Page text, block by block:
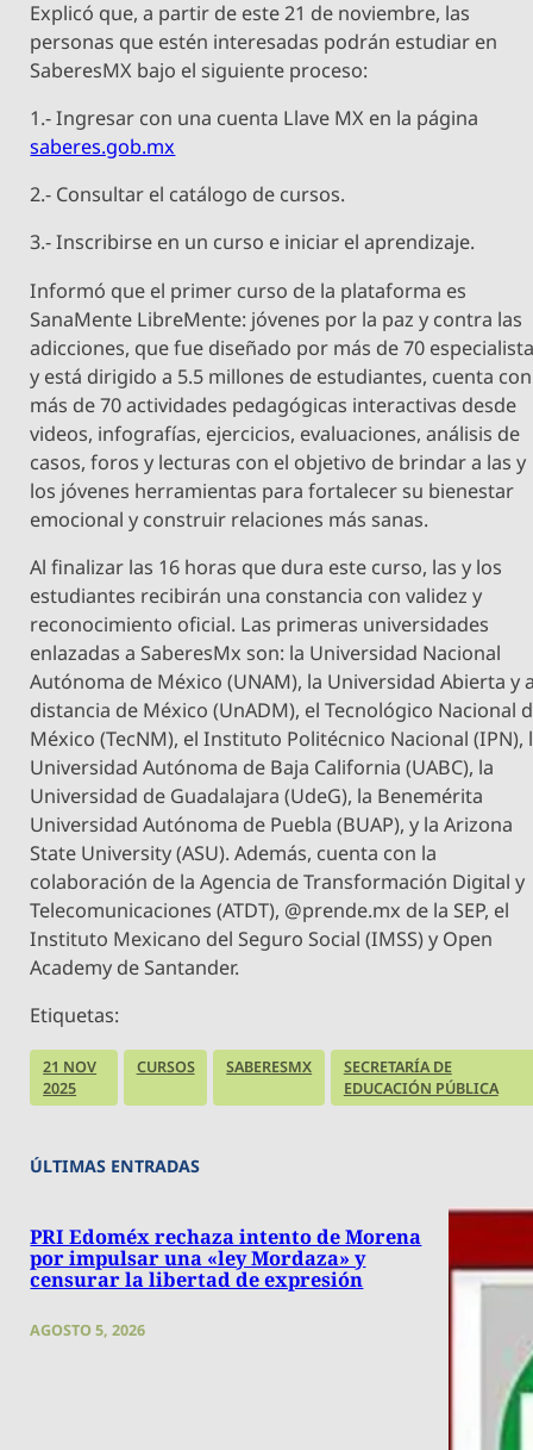
Explicó que, a partir de este 21 de noviembre, las
personas que estén interesadas podrán estudiar en
SaberesMX bajo el siguiente proceso:
1.- Ingresar con una cuenta Llave MX en la página
saberes.gob.mx
2.- Consultar el catálogo de cursos.
3.- Inscribirse en un curso e iniciar el aprendizaje.
Informó que el primer curso de la plataforma es
SanaMente LibreMente: jóvenes por la paz y contra las
adicciones, que fue diseñado por más de 70
y está dirigido a 5.5 millones de estudiantes, cuenta con
más de 70 actividades pedagógicas interactivas desde
videos, infografías, ejercicios, evaluaciones, análisis de
casos, foros y lecturas con el objetivo de brindar a las y
los jóvenes herramientas para fortalecer su bienestar
emocional y construir relaciones más sanas.
Al finalizar las 16 horas que dura este curso, las y los
estudiantes recibirán una constancia con validez y
reconocimiento oficial. Las primeras universidades
enlazadas a SaberesMx son: la Universidad Nacional
Autónoma de México (UNAM), la Universidad Abierta y
distancia de México (UnADM), el Tecnológico Nacional
México (TecNM), el Instituto Politécnico Nacional (IPN),
Universidad Autónoma de Baja California (UABC), la
Universidad de Guadalajara (UdeG), la Benemérita
Universidad Autónoma de Puebla (BUAP), y la Arizona
State University (ASU). Además, cuenta con la
colaboración de la Agencia de Transformación Digital y
Telecomunicaciones (ATDT), @prende.mx de la SEP, el
Instituto Mexicano del Seguro Social (IMSS) y Open
Academy de Santander.
Etiquetas:
21 NOV
2025
CURSOS SABERESMX
SECRETARÍA DE
EDUCACIÓN PÚBLICA
ÚLTIMAS ENTRADAS
PRI Edoméx rechaza intento de Morena
por impulsar una «ley Mordaza» y
censurar la libertad de expresión
AGOSTO 5, 2026